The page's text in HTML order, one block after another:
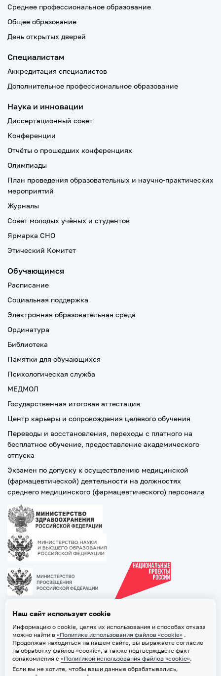
Среднее профессиональное образование
Общее образование
День открытых дверей
Специалистам
Аккредитация специалистов
Дополнительное профессиональное образование
Наука и инновации
Диссертационный совет
Конференции
Отчёты о прошедших конференциях
Олимпиады
План проведения образовательных и научно-практических
мероприятий
Журналы
Совет молодых учёных и студентов
Ярмарка СНО
Этический Комитет
Обучающимся
Расписание
Социальная поддержка
Электронная образовательная среда
Ординатура
Библиотека
Памятки для обучающихся
Психологическая служба
МЕДМОЛ
Государственная итоговая аттестация
Центр карьеры и сопровождения целевого обучения
Переводы и восстановления, переходы с платного на
бесплатное обучение, предоставление академического
отпуска
Экзамен по допуску к осуществлению медицинской
(фармацевтической) деятельности на должностях
среднего медицинского (фармацевтического) персонала
Наш сайт использует cookie
Информацию о cookie, целях их использования и способах отказа
можно найти в «Политике использования файлов «cookie» .
Продолжая находиться на нашем сайте, вы выражаете согласие
на обработку файлов «cookie», а также подтверждаете факт
ознакомления с «Политикой использования файлов «cookie».
Если вы не хотите, чтобы ваши данные обрабатывались,